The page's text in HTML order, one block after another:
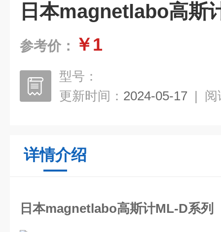
日本magnetlabo高斯
参考价： ￥1
型号：
更新时间： 2024-05-17 | 阅
详情介绍
日本magnetlabo高斯计ML-D系列